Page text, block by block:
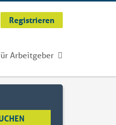
Registrieren
Arbeitgeber